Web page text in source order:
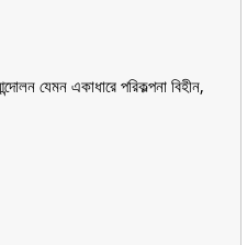
যেমন একাধারে পরিকল্পনা বিহীন,